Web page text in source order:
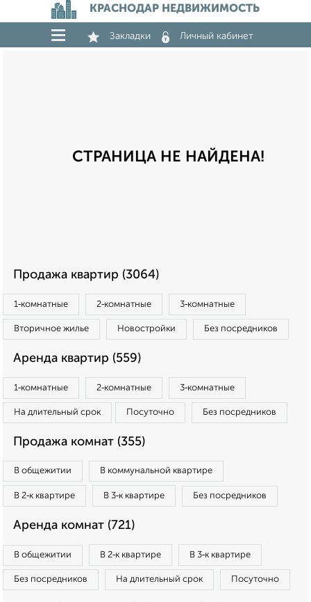
КРАСНОДАР НЕДВИЖИМОСТЬ
Закладки Личный кабинет
СТРАНИЦА НЕ НАЙДЕНА!
Продажа квартир (3064)
1‑комнатные 2‑комнатные 3‑комнатные
Вторичное жилье Новостройки Без посредников
Аренда квартир (559)
1‑комнатные 2‑комнатные 3‑комнатные
На длительный срок Посуточно Без посредников
Продажа комнат (355)
В общежитии В коммунальной квартире
В 2‑к квартире В 3‑к квартире Без посредников
Аренда комнат (721)
В общежитии В 2‑к квартире В 3‑к квартире
Без посредников На длительный срок Посуточно